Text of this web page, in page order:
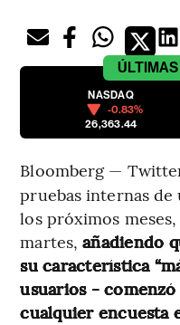
ÚLTIMAS
NASDAQ
-0.83%
26,363.44
Bloomberg —
pruebas internas
los próximos
martes,añadiendo
su característica
usuarios - comenzó
cualquier encuesta